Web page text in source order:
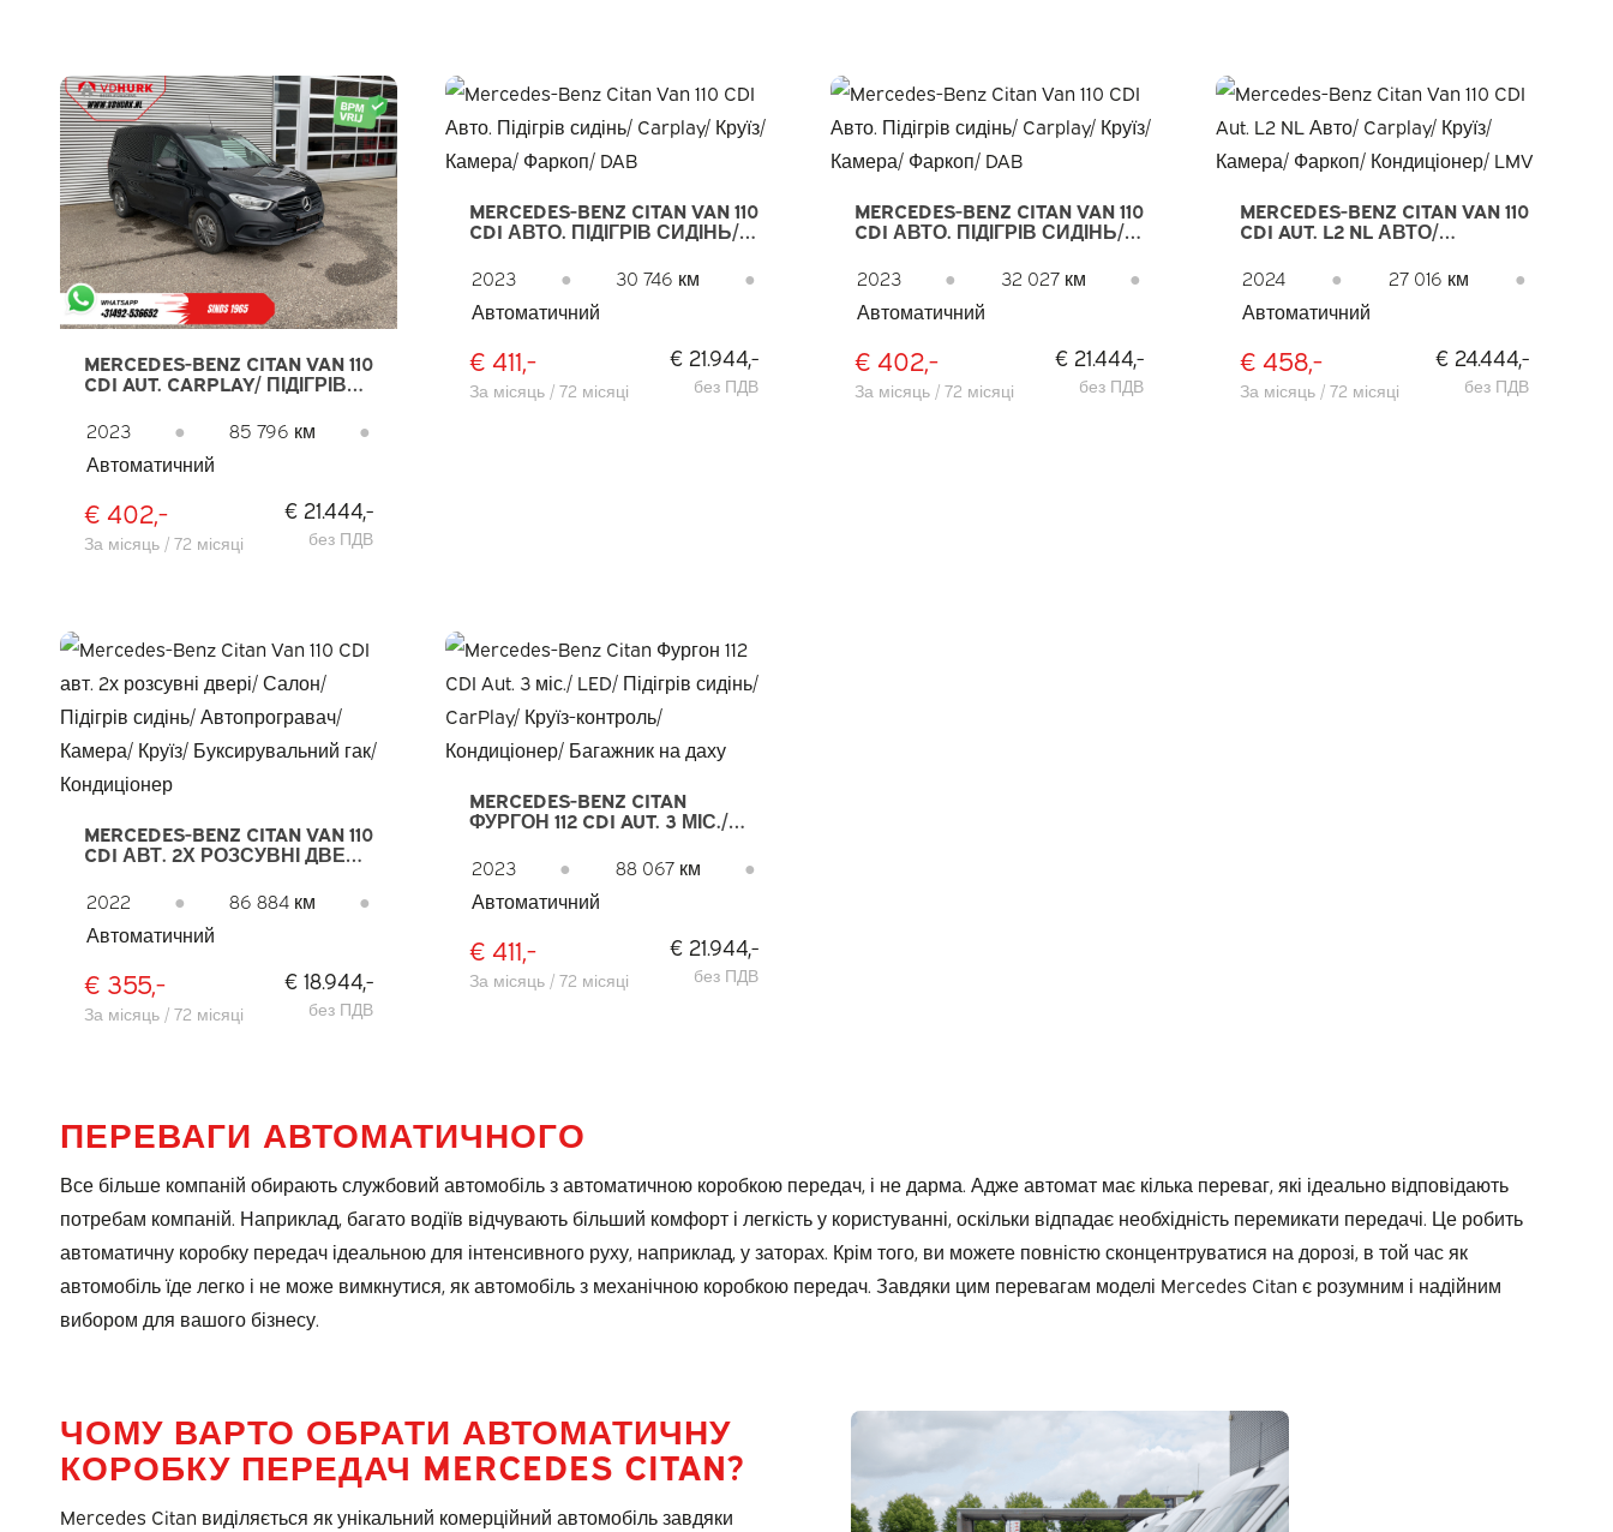
MERCEDES-BENZ CITAN VAN 110
CDI AUT. CARPLAY/ ПІДІГРІВ
БУКСИРУВАЛЬНИЙ ГАК/
КОНДИЦІОНЕР
2023 ● 85 796 км
●
Автоматичний
€ 402,-
За місяць / 72 місяці
€ 21.444,-
без ПДВ
MERCEDES-BENZ CITAN VAN 110
CDI АВТО. ПІДІГРІВ СИДІНЬ/
ФАРКОП/ DAB
2023 ● 30 746 км
●
Автоматичний
€ 411,-
За місяць / 72 місяці
€ 21.944,-
без ПДВ
MERCEDES-BENZ CITAN VAN 110
CDI АВТО. ПІДІГРІВ СИДІНЬ/
ФАРКОП/ DAB
2023 ● 32 027 км
●
Автоматичний
€ 402,-
За місяць / 72 місяці
€ 21.444,-
без ПДВ
MERCEDES-BENZ CITAN VAN 110
CDI AUT. L2 NL АВТО/
ФАРКОП/ КОНДИЦІОНЕР/
LMV
2024 ● 27 016 км
●
Автоматичний
€ 458,-
За місяць / 72 місяці
€ 24.444,-
без ПДВ
MERCEDES-BENZ CITAN VAN 110
CDI АВТ. 2Х РОЗСУВНІ ДВЕРІ/
АВТОПРОГРАВАЧ/ КАМЕРА/
КРУЇЗ/ БУКСИРУВАЛЬНИЙ
ГАК/ КОНДИЦІОНЕР
2022 ● 86 884 км
●
Автоматичний
€ 355,-
За місяць / 72 місяці
€ 18.944,-
без ПДВ
MERCEDES-BENZ CITAN
ФУРГОН 112 CDI AUT. 3 МІС./
CARPLAY/ КРУЇЗ-КОНТРОЛЬ/
КОНДИЦІОНЕР/ БАГАЖНИК
НА ДАХУ
2023 ● 88 067 км
●
Автоматичний
€ 411,-
За місяць / 72 місяці
€ 21.944,-
без ПДВ
ПЕРЕВАГИ АВТОМАТИЧНОГО
Все більше компаній обирають службовий автомобіль з автоматичною коробкою передач, і не дарма. Адже автомат має кілька переваг, які ідеально відповідають
потребам компаній. Наприклад, багато водіїв відчувають більший комфорт і легкість у користуванні, оскільки відпадає необхідність перемикати передачі. Це робить
автоматичну коробку передач ідеальною для інтенсивного руху, наприклад, у заторах. Крім того, ви можете повністю сконцентруватися на дорозі, в той час як
автомобіль їде легко і не може вимкнутися, як автомобіль з механічною коробкою передач. Завдяки цим перевагам моделі Mercedes Citan є розумним і надійним
вибором для вашого бізнесу.
ЧОМУ ВАРТО ОБРАТИ АВТОМАТИЧНУ
КОРОБКУ ПЕРЕДАЧ MERCEDES CITAN?
Mercedes Citan виділяється як унікальний комерційний автомобіль завдяки